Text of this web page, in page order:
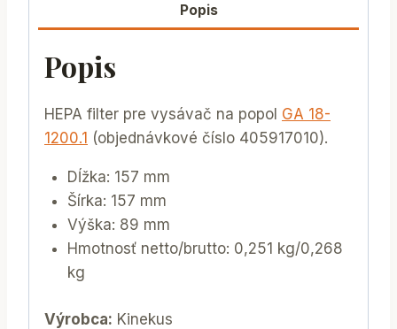
Popis
Popis
HEPA filter pre vysávač na popol GA 18-
1200.1 (objednávkové číslo 405917010).
Dĺžka: 157 mm
Šírka: 157 mm
Výška: 89 mm
Hmotnosť netto/brutto: 0,251 kg/0,268
kg
Výrobca: Kinekus